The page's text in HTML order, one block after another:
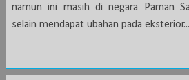
namun ini masih di negara Paman
selain mendapat ubahan pada eksterior...